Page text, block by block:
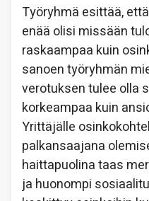
Työryhmä esittää,
enää olisi missään
raskaampaa kuin
sanoen työryhmän
verotuksen tulee olla
korkeampaa kuin
Yrittäjälle
palkansaajana
haittapuolina taas
ja huonompi